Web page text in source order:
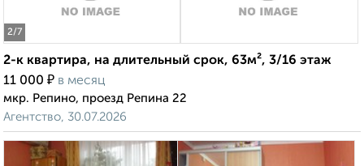
2/7
2-к квартира, на длительный срок, 63м², 3/16 этаж
11 000 ₽ в месяц
мкр. Репино, проезд Репина 22
Агентство, 30.07.2026